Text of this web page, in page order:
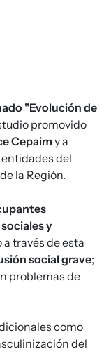
"Evolución de
promovido
Cepaim y a
del
la Región.
y
través de esta
social grave;
problemas de
como
del